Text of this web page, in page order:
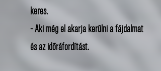
keres.
- Aki még el akarja kerülni a fájdalmat
és az időráfordítást.